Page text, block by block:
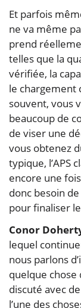
Et parfois
ne va même
prend
telles que la
vérifiée, la
le chargement
souvent, vous
beaucoup de
de viser une
vous obtenez
typique, l’APS
encore une
donc besoin
pour finaliser
Conor
lequel
nous parlons
quelque chose
discuté avec
l’une des